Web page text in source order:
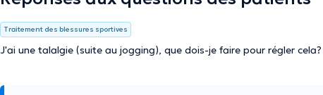
Traitement des blessures sportives
J'ai une talalgie (suite au jogging), que dois-je faire pour régler